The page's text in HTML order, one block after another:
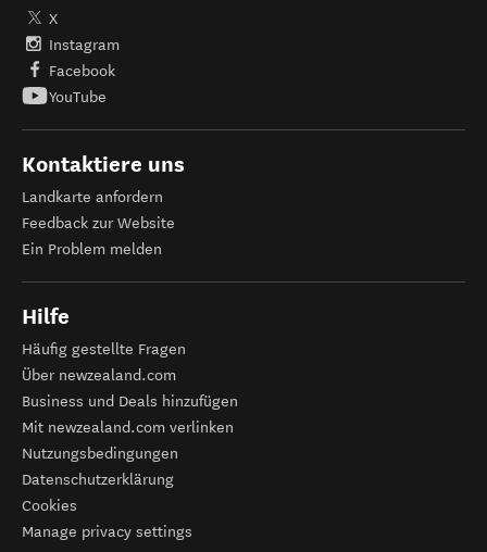
X
Instagram
Facebook
YouTube
Kontaktiere uns
Landkarte anfordern
Feedback zur Website
Ein Problem melden
Hilfe
Häufig gestellte Fragen
Über newzealand.com
Business und Deals hinzufügen
Mit newzealand.com verlinken
Nutzungsbedingungen
Datenschutzerklärung
Cookies
Manage privacy settings